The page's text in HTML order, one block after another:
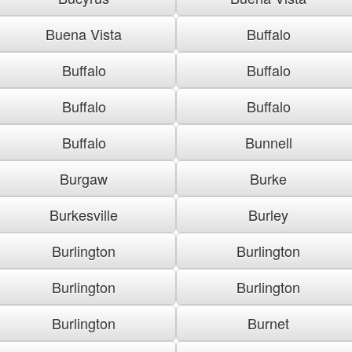
Buena Vista
Buffalo
Buffalo
Buffalo
Buffalo
Buffalo
Buffalo
Bunnell
Burgaw
Burke
Burkesville
Burley
Burlington
Burlington
Burlington
Burlington
Burlington
Burnet